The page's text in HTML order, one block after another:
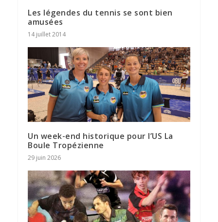
Les légendes du tennis se sont bien
amusées
14 juillet 2014
Un week-end historique pour l’US La
Boule Tropézienne
29 juin 2026